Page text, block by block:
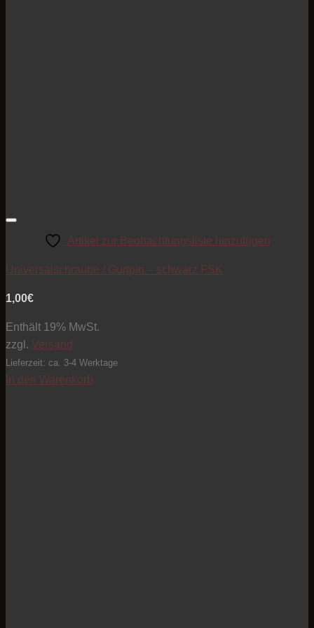
Artikel zur Beobachtungsliste hinzufügen
Universalschraube / Gurtpin – schwarz FSK
1,00€
Enthält 19% MwSt.
zzgl. Versand
Lieferzeit: ca. 3-4 Werktage
In den Warenkorb